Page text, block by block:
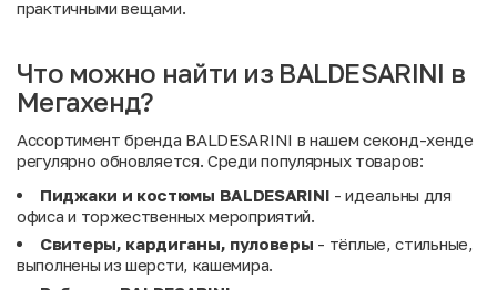
практичными вещами.
Что можно найти из BALDESARINI в
Мегахенд?
Ассортимент бренда BALDESARINI в нашем секонд-хенде
регулярно обновляется. Среди популярных товаров:
Пиджаки и костюмы BALDESARINI - идеальны для
офиса и торжественных мероприятий.
Свитеры, кардиганы, пуловеры - тёплые, стильные,
выполнены из шерсти, кашемира.